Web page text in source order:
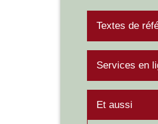
Textes de
Services en
Et aussi